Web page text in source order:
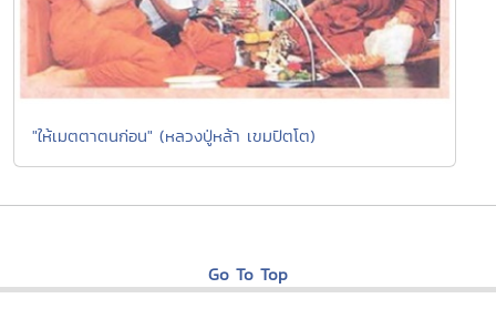
"ให้เมตตาตนก่อน" (หลวงปู่หล้า เขมปัตโต)
Go To Top